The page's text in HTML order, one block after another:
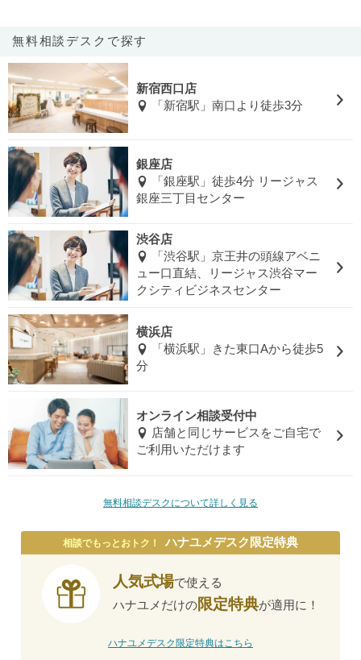
無料相談デスクで探す
新宿西口店
「新宿駅」南口より徒歩3分
銀座店
「銀座駅」徒歩4分 リージャス
銀座三丁目センター
渋谷店
「渋谷駅」京王井の頭線アベニ
ュー口直結、リージャス渋谷マー
クシティビジネスセンター
横浜店
「横浜駅」きた東口Aから徒歩5
分
オンライン相談受付中
店舗と同じサービスをご自宅で
ご利用いただけます
無料相談デスクについて詳しく見る
相談でもっとおトク！ ハナユメデスク限定特典
人気式場で使える
ハナユメだけの限定特典が適用に！
ハナユメデスク限定特典はこちら